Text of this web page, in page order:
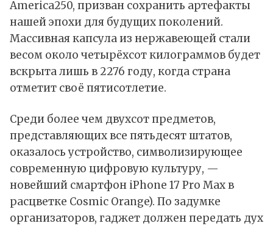
America250, призван сохранить артефакты
нашей эпохи для будущих поколений.
Массивная капсула из нержавеющей стали
весом около четырёхсот килограммов будет
вскрыта лишь в 2276 году, когда страна
отметит своё пятисотлетие.
Среди более чем двухсот предметов,
представляющих все пятьдесят штатов,
оказалось устройство, символизирующее
современную цифровую культуру, —
новейший смартфон iPhone 17 Pro Max в
расцветке Cosmic Orange). По задумке
организаторов, гаджет должен передать дух